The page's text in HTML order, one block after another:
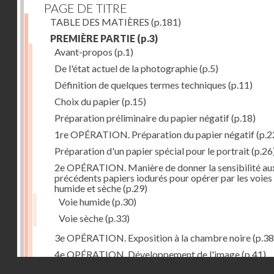
PAGE DE TITRE
TABLE DES MATIÈRES (p.181)
PREMIÈRE PARTIE (p.3)
Avant-propos (p.1)
De l'état actuel de la photographie(p.5)
Définition de quelques termes techniques (p.11)
Choix du papier(p.15)
Préparation préliminaire du papier négatif(p.18)
1re OPÉRATION. Préparation du papier négatif
Préparation d'un papier spécial pour le portrait
2e OPÉRATION. Manière de donner la sensibilité
précédents papiers iodurés pour opérer par les voies
humide et sèche(p.29)
Voie humide(p.30)
Voie sèche(p.33)
3e OPÉRATION. Exposition à la chambre noire
4e OPÉRATION. Développement de l'image(p.41)